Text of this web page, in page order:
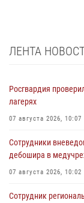
ЛЕНТА
Росгвардия
лагерях
07 августа 2026, 10:07
Сотрудники
дебошира в
07 августа 2026, 10:02
Сотрудник